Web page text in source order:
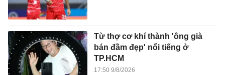
Từ thợ cơ khí thành 'ông già
bán đầm đẹp' nổi tiếng ở
TP.HCM
17:50 9/8/2026